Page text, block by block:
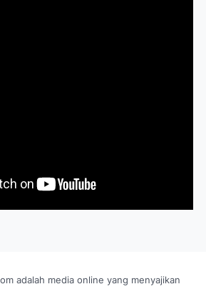
adalah media online yang menyajikan